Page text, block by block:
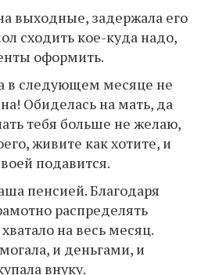
выходные, задержала его
сходить кое-куда надо,
оформить.
в следующем месяце не
Обиделась на мать, да
тебя больше не желаю,
живите как хотите, и
подавится.
пенсией. Благодаря
распределять
на весь месяц.
и деньгами, и
внуку.